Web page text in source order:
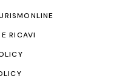
RICAVI